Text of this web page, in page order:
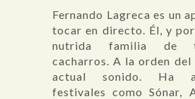
Fernando Lagreca es un
tocar en directo. Él, y
nutrida familia de
cacharros. A la orden del
actual sonido. Ha
festivales como Sónar,